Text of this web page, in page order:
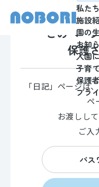
私た
施設
園の
お知
入園
子育
保護
プラ
このペー
保護
「日記」ページは
ペ
お渡しし
ご入